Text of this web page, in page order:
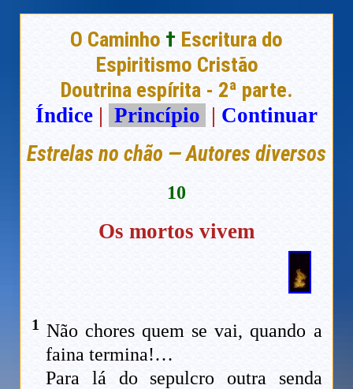
O Caminho † Escritura do
Espiritismo Cristão
Doutrina espírita - 2ª parte.
Índice | Princípio | Continuar
Estrelas no chão — Autores diversos
10
Os mortos vivem
1 Não chores quem se vai, quando a
faina termina!…
Para lá do sepulcro outra senda